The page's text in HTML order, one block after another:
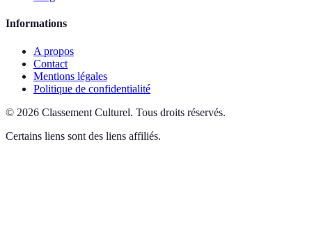
Informations
A propos
Contact
Mentions légales
Politique de confidentialité
© 2026 Classement Culturel. Tous droits réservés.
Certains liens sont des liens affiliés.